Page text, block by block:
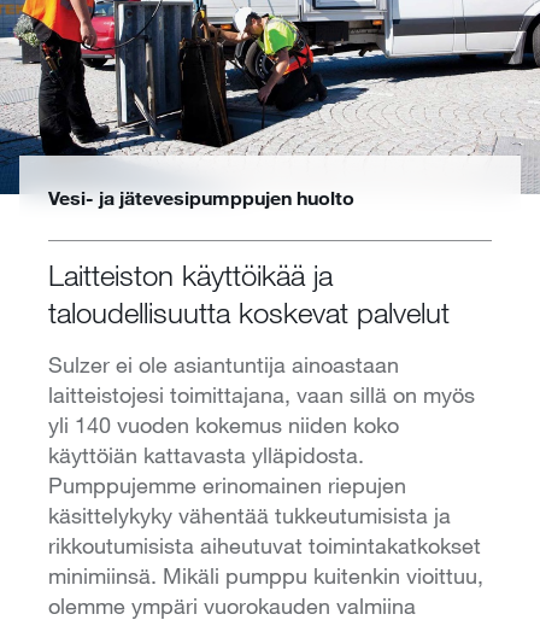
Vesi- ja jätevesipumppujen huolto
Laitteiston käyttöikää ja
taloudellisuutta koskevat palvelut
Sulzer ei ole asiantuntija ainoastaan
laitteistojesi toimittajana, vaan sillä on myös
yli 140 vuoden kokemus niiden koko
käyttöiän kattavasta ylläpidosta.
Pumppujemme erinomainen riepujen
käsittelykyky vähentää tukkeutumisista ja
rikkoutumisista aiheutuvat toimintakatkokset
minimiinsä. Mikäli pumppu kuitenkin vioittuu,
olemme ympäri vuorokauden valmiina